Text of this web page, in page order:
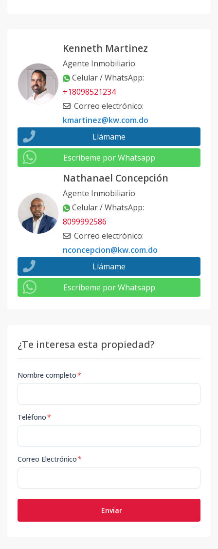
Kenneth Martinez
Agente Inmobiliario
Celular / WhatsApp:
+18098521234
Correo electrónico:
kmartinez@kw.com.do
Llámame
Escribeme por Whatsapp
Nathanael Concepción
Agente Inmobiliario
Celular / WhatsApp:
8099992586
Correo electrónico:
nconcepcion@kw.com.do
Llámame
Escribeme por Whatsapp
¿Te interesa esta propiedad?
Nombre completo*
Teléfono*
Correo Electrónico*
Enviar